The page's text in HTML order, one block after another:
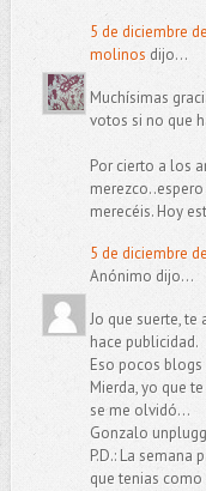
5 de diciembre
molinos dijo...
Muchísimas
votos si no que
Por cierto a los
merecéis. Hoy
5 de diciembre
Anónimo dijo...
Jo que suerte,
hace publicidad.
Eso pocos
Mierda, yo que
se me olvidó...
Gonzalo
P.D.: La semana
que tenias